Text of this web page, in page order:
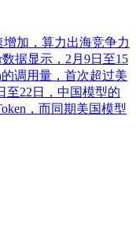
加，算力出海竞争力
据显示，2月9日至15
调用量，首次超过美
至22日，中国模型的
，而同期美国模型